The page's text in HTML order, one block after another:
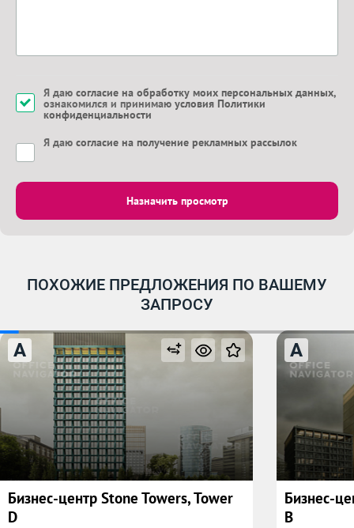
Я даю согласие на обработку моих персональных данных,
ознакомился и принимаю условия Политики
конфиденциальности
Я даю согласие на получение рекламных рассылок
Назначить просмотр
ПОХОЖИЕ ПРЕДЛОЖЕНИЯ ПО ВАШЕМУ
ЗАПРОСУ
A
Бизнес-центр Stone Towers, Tower
D
A
Бизнес-
B